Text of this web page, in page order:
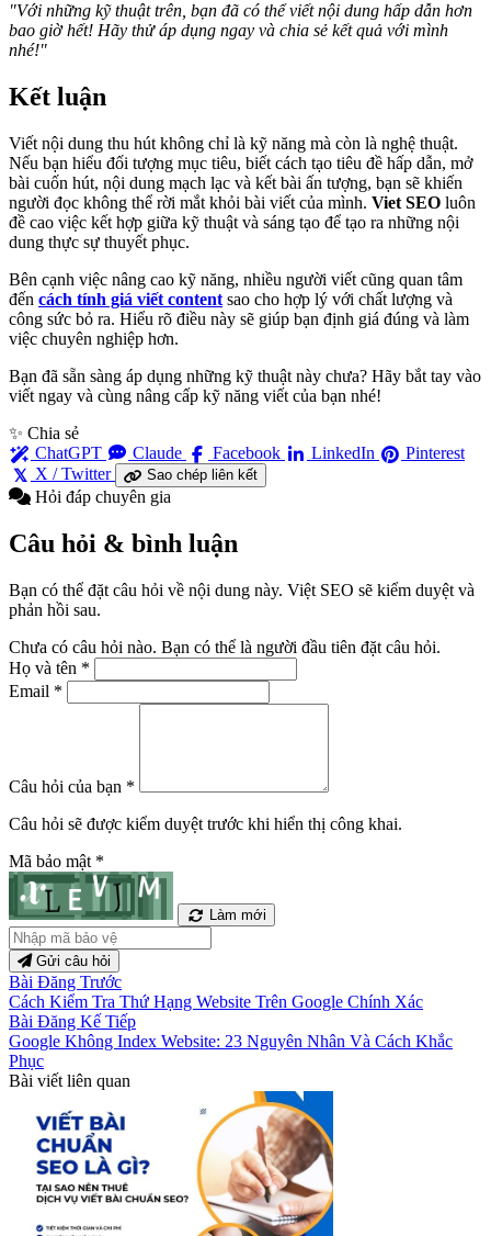
"Với những kỹ thuật trên, bạn đã có thể viết nội dung hấp dẫn hơn
bao giờ hết! Hãy thử áp dụng ngay và chia sẻ kết quả với mình
nhé!"
Kết luận
Viết nội dung thu hút không chỉ là kỹ năng mà còn là nghệ thuật.
Nếu bạn hiểu đối tượng mục tiêu, biết cách tạo tiêu đề hấp dẫn, mở
bài cuốn hút, nội dung mạch lạc và kết bài ấn tượng, bạn sẽ khiến
người đọc không thể rời mắt khỏi bài viết của mình. Viet SEO luôn
đề cao việc kết hợp giữa kỹ thuật và sáng tạo để tạo ra những nội
dung thực sự thuyết phục.
Bên cạnh việc nâng cao kỹ năng, nhiều người viết cũng quan tâm
đến cách tính giá viết content sao cho hợp lý với chất lượng và
công sức bỏ ra. Hiểu rõ điều này sẽ giúp bạn định giá đúng và làm
việc chuyên nghiệp hơn.
Bạn đã sẵn sàng áp dụng những kỹ thuật này chưa? Hãy bắt tay vào
viết ngay và cùng nâng cấp kỹ năng viết của bạn nhé!
✨ Chia sẻ
ChatGPT
Claude Facebook LinkedIn
Pinterest
X / Twitter
Sao chép liên kết
Hỏi đáp chuyên gia
Câu hỏi & bình luận
Bạn có thể đặt câu hỏi về nội dung này. Việt SEO sẽ kiểm duyệt và
phản hồi sau.
Chưa có câu hỏi nào. Bạn có thể là người đầu tiên đặt câu hỏi.
Họ và tên *
Email *
Câu hỏi của bạn *
Câu hỏi sẽ được kiểm duyệt trước khi hiển thị công khai.
Mã bảo mật *
Làm mới
Gửi câu hỏi
Bài Đăng Trước
Cách Kiểm Tra Thứ Hạng Website Trên Google Chính Xác
Bài Đăng Kế Tiếp
Google Không Index Website: 23 Nguyên Nhân Và Cách Khắc
Phục
Bài viết liên quan